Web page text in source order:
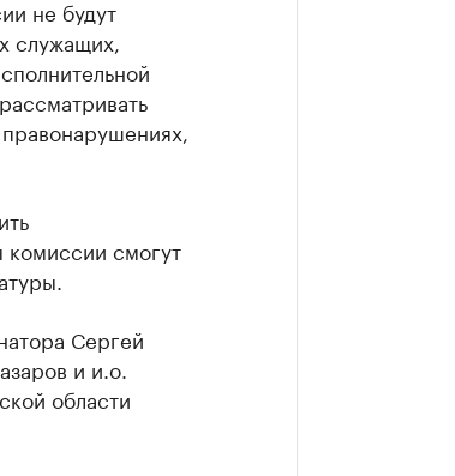
не будут
служащих,
смогут
Сергей
и и.о.
области